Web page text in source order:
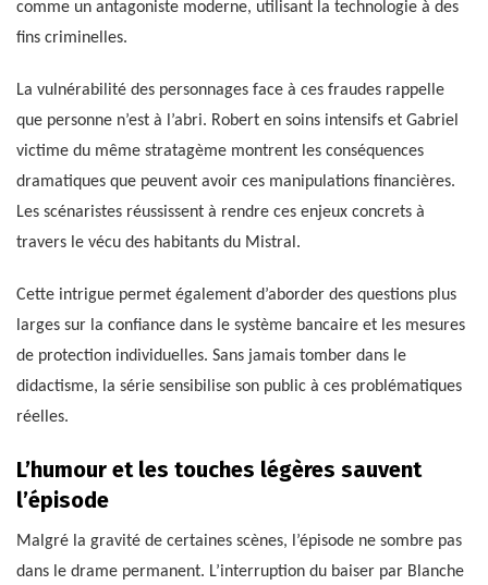
comme un antagoniste moderne, utilisant la technologie à des
fins criminelles.
La vulnérabilité des personnages face à ces fraudes rappelle
que personne n’est à l’abri. Robert en soins intensifs et Gabriel
victime du même stratagème montrent les conséquences
dramatiques que peuvent avoir ces manipulations financières.
Les scénaristes réussissent à rendre ces enjeux concrets à
travers le vécu des habitants du Mistral.
Cette intrigue permet également d’aborder des questions plus
larges sur la confiance dans le système bancaire et les mesures
de protection individuelles. Sans jamais tomber dans le
didactisme, la série sensibilise son public à ces problématiques
réelles.
L’humour et les touches légères sauvent
l’épisode
Malgré la gravité de certaines scènes, l’épisode ne sombre pas
dans le drame permanent. L’interruption du baiser par Blanche